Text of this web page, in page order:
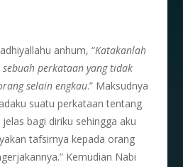
anhum, “Katakanlah
perkataan yang tidak
selain engkau.” Maksudnya
suatu perkataan tentang
bagi diriku sehingga aku
tafsirnya kepada orang
Kemudian Nabi